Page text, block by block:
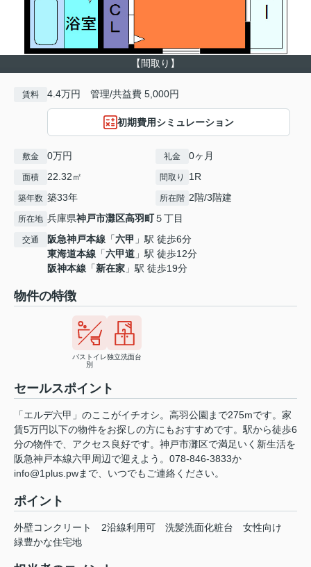
【間取り】
賃料 4.4万円 管理/共益費 5,000円
初期費用シミュレーション
敷金 0万円 礼金 0ヶ月
面積 22.32㎡ 間取り 1R
築年数 築33年 所在階 2階/3階建
所在地 兵庫県神戸市灘区高羽町５丁目
交通 阪急神戸本線 「六甲 」駅 徒歩6分
東海道本線 「六甲道 」駅 徒歩12分
阪神本線 「新在家 」駅 徒歩19分
物件の特徴
バストイレ
別
独立洗面台
セールスポイント
「エルデ六甲」のここがイチオシ。高羽公園まで275mです。家
賃5万円以下の物件をお探しの方にもおすすめです。駅から徒歩6
分の物件で、アクセス良好です。神戸市灘区で満足いく新生活を
阪急神戸本線六甲周辺で迎えよう。078-846-3833か
info@1plus.pwまで、いつでもご連絡ください。
ポイント
外壁コンクリート 2沿線利用可 洗髪洗面化粧台
女性向け
緑豊かな住宅地